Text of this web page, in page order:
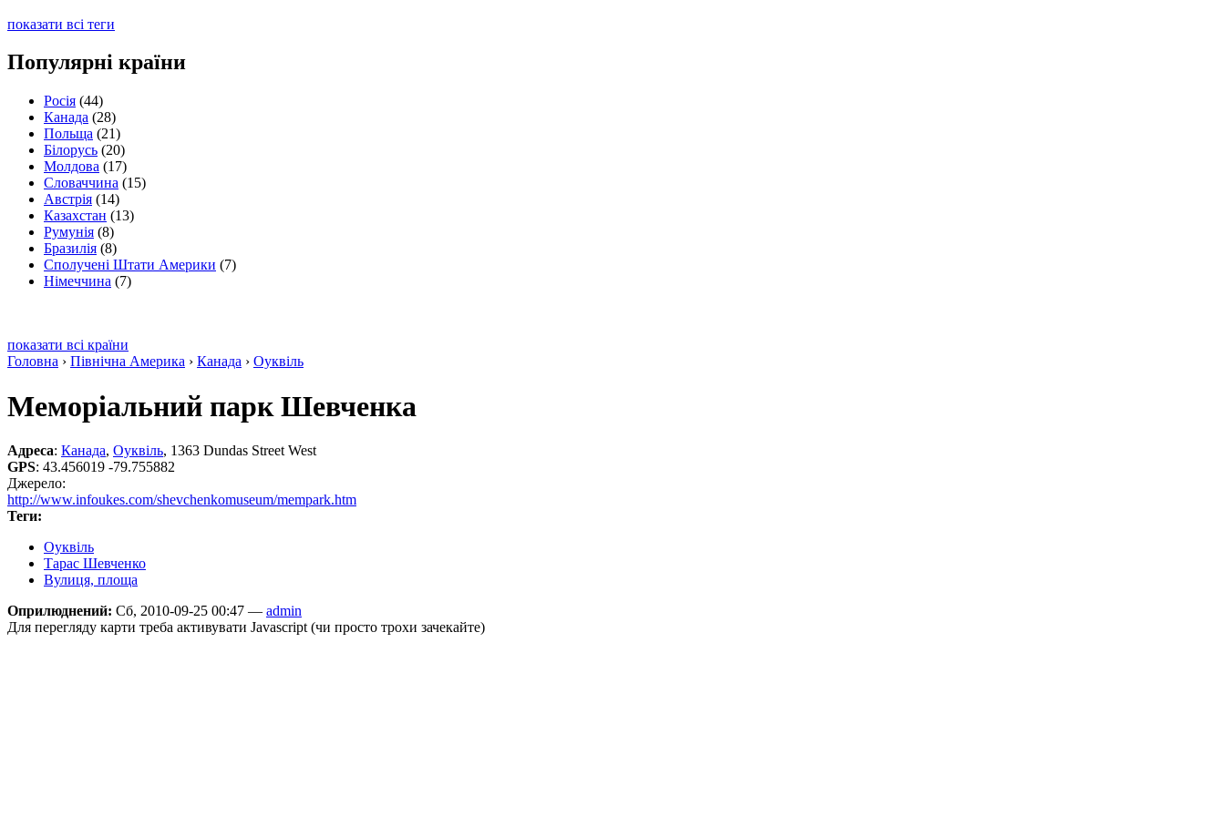
показати всі теги
Популярні країни
Росія (44)
Канада (28)
Польща (21)
Білорусь (20)
Молдова (17)
Словаччина (15)
Австрія (14)
Казахстан (13)
Румунія (8)
Бразилія (8)
Сполучені Штати Америки (7)
Німеччина (7)
показати всі країни
Головна › Північна Америка › Канада › Оуквіль
Меморіальний парк Шевченка
Адреса: Канада, Оуквіль, 1363 Dundas Street West
GPS: 43.456019 -79.755882
Джерело:
http://www.infoukes.com/shevchenkomuseum/mempark.htm
Теги:
Оуквіль
Тарас Шевченко
Вулиця, площа
Оприлюднений: Сб, 2010-09-25 00:47 — admin
Для перегляду карти треба активувати Javascript (чи просто трохи зачекайте)